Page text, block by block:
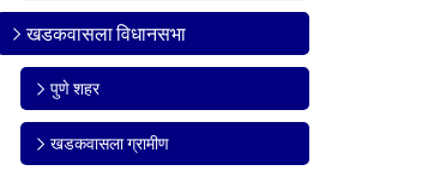
खडकवासला विधानसभा
पुणे शहर
खडकवासला ग्रामीण